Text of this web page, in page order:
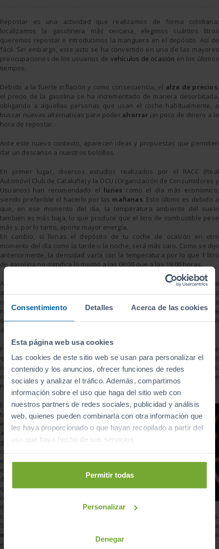
Consentimiento Detalles Acerca de las cookies
Esta página web usa cookies
Las cookies de este sitio web se usan para personalizar el
contenido y los anuncios, ofrecer funciones de redes
sociales y analizar el tráfico. Además, compartimos
información sobre el uso que haga del sitio web con
nuestros partners de redes sociales, publicidad y análisis
web, quienes pueden combinarla con otra información que
les haya proporcionado o que hayan recopilado a partir del
uso que haya hecho de sus servicios.
Permitir todas
Personalizar
Denegar
Repostar es una actividad que realizamos de forma cotidiana:
localizamos la gasolinera más cercana, elegimos cuántos litros
queremos repostar e introducimos la manguera en el depósito. Así de
fácil. Sin embargo, este acto se ha convertido en una de las mayores
preocupaciones de los usuarios de vehículos de ocasión en los últimos
tiempos.
Debido a la fuerte inflación y como consecuencia, el alza de precios
el precio de la gasolina se ha incrementado de manera desorbitada,
obligando a aquellas personas que usan el coche habitualmente, a
buscar nuevas alternativas para poder ahorrar un poco de dinero a la
hora de repostar.
Ante este nuevo contexto, aparecen ideas y propuestas que permiten
dar un descanso a nuestros bolsillos.
En primer lugar, diversos estudios realizados por el RACC (Real
Automóvil Club de Cataluña) y la OCU (Organización de Consumidores y
Usuarios) han recomendado el lunes como el día más económico,
siendo preferible el hacerlo por las mañanas. Esto último es debido a
que, en ese momento del día, la temperatura ambiente del suelo
también es más baja, lo que produce que el litro de combustible pese
más y, por lo tanto, aporte mayor energía.
En cambio, si llenas el depósito de tu coche de ocasión en otro
momento del día como la tarde o la noche, será más caro. Como se dijo
anteriormente, la densidad varía con la temperatura por lo que 1 litro
de gasolina no significa lo mismo a las 08:00 que a las 19:00 horas.
Además de esto, los ciudadanos también siguen otros trucos para
ahorrar gasolina o diésel. Todos conocemos las típicas estrategias
como no pegar frenazos y acelerones o medir la presión de los
neumáticos; sin embargo, nos vamos a centrar en otros aspectos que
quizá no sean tan conocidos y con los que también podrán evitar un
derroche de dinero.
Por ejemplo, ¿sabías que no es recomendable repostar después de
que lo haya hecho un camión cisterna? Al rellenarse sus tanques, el
combustible recién almacenado contienesuciedady sedimentos,
corriendo el riesgo así de dañar el motor y la mecánica de tu coche
nuevo o vehículo de ocasión.
Entre otros trucos
también nos
encontramos con
apurar un poco la
gasolina cuando
comienza a
escasear. El
encendido de la luz
de emergencia indica
que el depósito
comienza a estar al
mínimo de su
capacidad por lo que pronto será necesario acudir a una gasolinera.
Sin embargo, no es necesario obsesionarse con ello ya que, cuanta
menos gasolina
haya en el depósito,
y mayor será el
efecto de la evaporación del combustible.